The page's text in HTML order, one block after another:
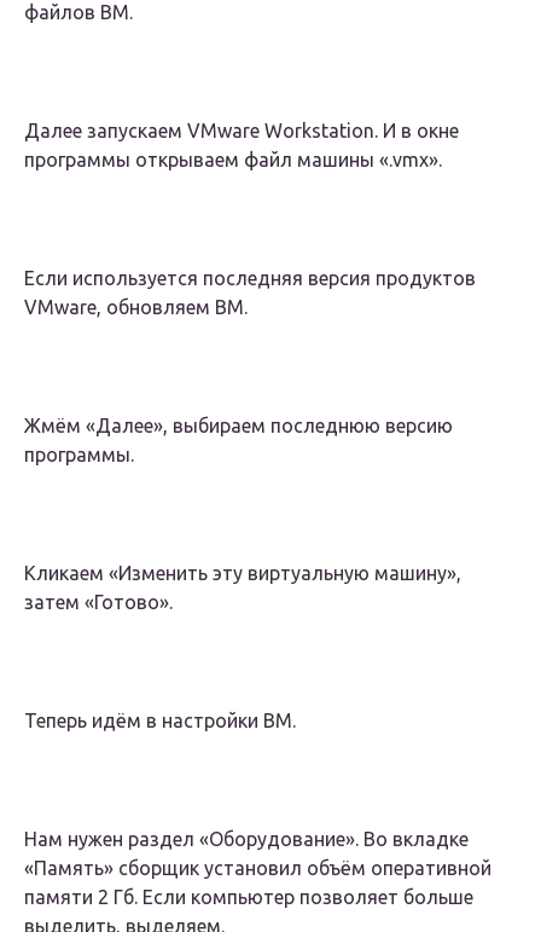
файлов ВМ.
Далее запускаем VMware Workstation. И в окне
программы открываем файл машины «.vmx».
Если используется последняя версия продуктов
VMware, обновляем ВМ.
Жмём «Далее», выбираем последнюю версию
программы.
Кликаем «Изменить эту виртуальную машину»,
затем «Готово».
Теперь идём в настройки ВМ.
Нам нужен раздел «Оборудование». Во вкладке
«Память» сборщик установил объём оперативной
памяти 2 Гб. Если компьютер позволяет больше
выделить, выделяем.